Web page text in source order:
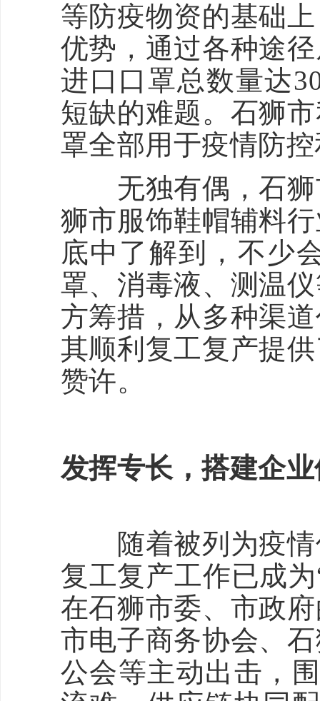
等防疫物资的基础
优势，通过各种途
进口口罩总数量达
短缺的难题。石狮
罩全部用于疫情防
无独有偶，石狮
狮市服饰鞋帽辅料
底中了解到，不少
罩、消毒液、测温
方筹措，从多种渠
其顺利复工复产提
赞许。
发挥专长，搭建企
随着被列为疫情
复工复产工作已成
在石狮市委、市政
市电子商务协会、
公会等主动出击，